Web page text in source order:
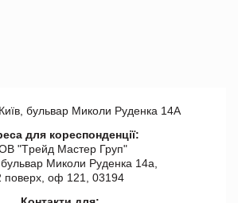
бульвар Миколи Руденка 14А
для кореспонденції:
"Tрейд Мастер Груп"
Миколи Руденка 14а,
поверх, оф 121, 03194